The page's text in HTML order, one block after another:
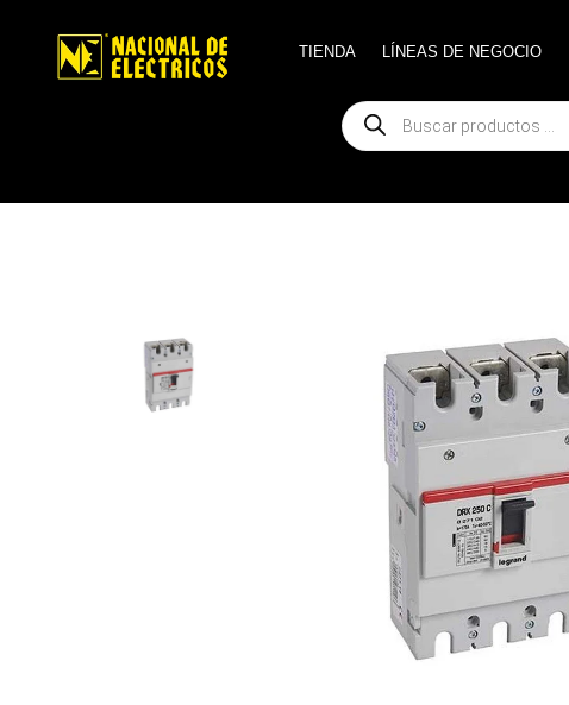
TIENDA LÍNEAS DE NEGOCIO
Búsqueda
de
productos
TIENDA LÍNEAS DE NEGOCIO
Búsqueda
de
productos